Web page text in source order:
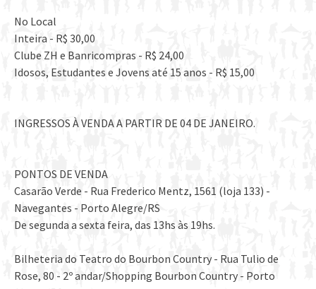
No Local
Inteira - R$ 30,00
Clube ZH e Banricompras - R$ 24,00
Idosos, Estudantes e Jovens até 15 anos - R$ 15,00
INGRESSOS À VENDA A PARTIR DE 04 DE JANEIRO.
PONTOS DE VENDA
Casarão Verde - Rua Frederico Mentz, 1561 (loja 133) -
Navegantes - Porto Alegre/RS
De segunda a sexta feira, das 13hs às 19hs.
Bilheteria do Teatro do Bourbon Country - Rua Tulio de
Rose, 80 - 2º andar/Shopping Bourbon Country - Porto